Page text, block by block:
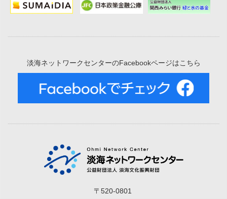
淡海ネットワークセンターのFacebookページはこちら
〒520-0801